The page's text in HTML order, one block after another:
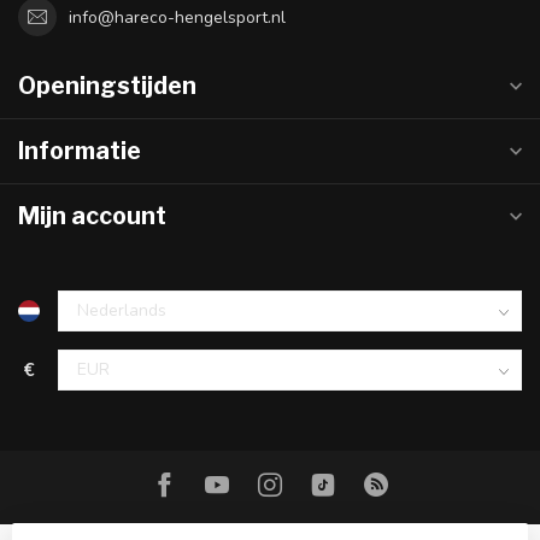
info@hareco-hengelsport.nl
Openingstijden
Informatie
Mijn account
€